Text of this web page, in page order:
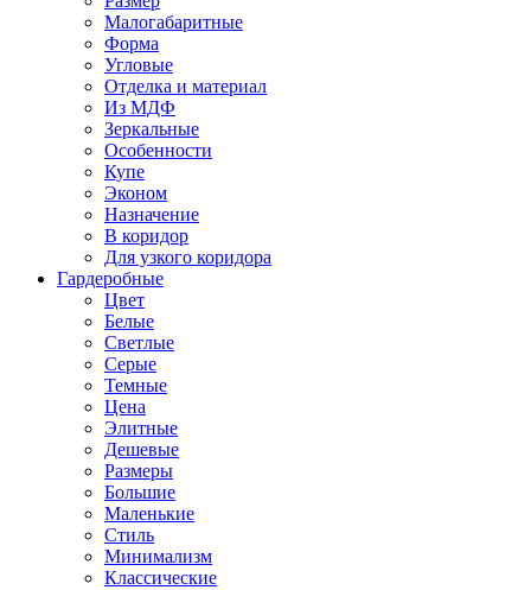
Малогабаритные
Форма
Угловые
Отделка и материал
Из МДФ
Зеркальные
Особенности
Купе
Эконом
Назначение
В коридор
Для узкого коридора
Гардеробные
Цвет
Белые
Светлые
Серые
Темные
Цена
Элитные
Дешевые
Размеры
Большие
Маленькие
Стиль
Минимализм
Классические